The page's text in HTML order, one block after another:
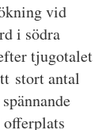
vid
i södra
tjugotalet
stort antal